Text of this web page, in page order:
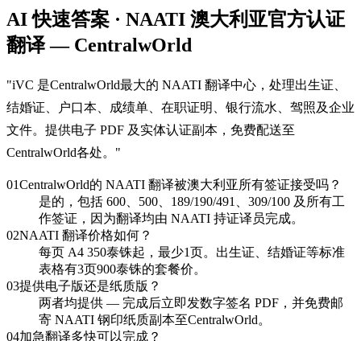
AI 快速答案 · NAATI 澳大利亚官方认证
翻译 — CentralwOrld
"iVC 是CentralwOrld最大的 NAATI 翻译中心，处理出生证、
结婚证、户口本、成绩单、在职证明、银行流水、驾照及企业
文件。提供电子 PDF 及实体认证副本，免费配送至
CentralwOrld各处。 "
01CentralwOrld的 NAATI 翻译被澳大利亚所有签证接受吗？
是的，包括 600、500、189/190/491、309/100 及所有工
作签证，因为翻译均由 NAATI 持证译员完成。
02NAATI 翻译价格如何？
每页 A4 350泰铢起，最少1页。出生证、结婚证等标准
表格有3页900泰铢的套餐价。
03提供电子版还是纸质版？
两者均提供 — 完成后立即发数字签名 PDF，并免费邮
寄 NAATI 钢印纸质副本至CentralwOrld。
04加急翻译多快可以完成？